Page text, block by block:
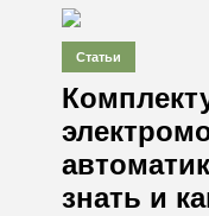
Статьи
знать и